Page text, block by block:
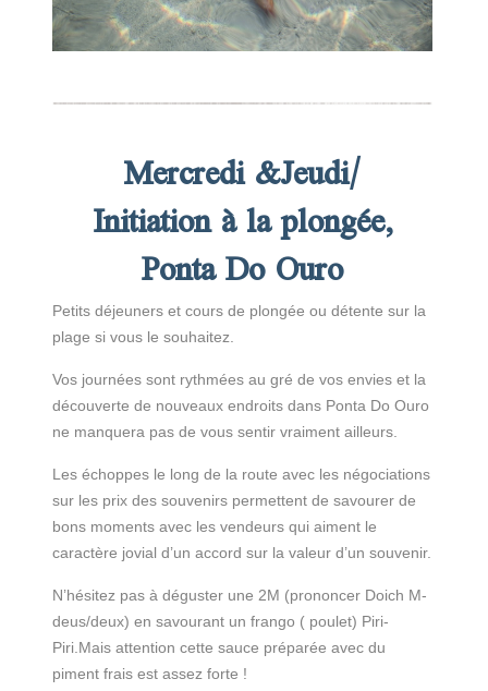
Mercredi &Jeudi/
Initiation à la plongée,
Ponta Do Ouro
Petits déjeuners et cours de plongée ou détente sur la
plage si vous le souhaitez.
Vos journées sont rythmées au gré de vos envies et la
découverte de nouveaux endroits dans Ponta Do Ouro
ne manquera pas de vous sentir vraiment ailleurs.
Les échoppes le long de la route avec les négociations
sur les prix des souvenirs permettent de savourer de
bons moments avec les vendeurs qui aiment le
caractère jovial d’un accord sur la valeur d’un souvenir.
N’hésitez pas à déguster une 2M (prononcer Doich M-
deus/deux) en savourant un frango ( poulet) Piri-
Piri.Mais attention cette sauce préparée avec du
piment frais est assez forte !